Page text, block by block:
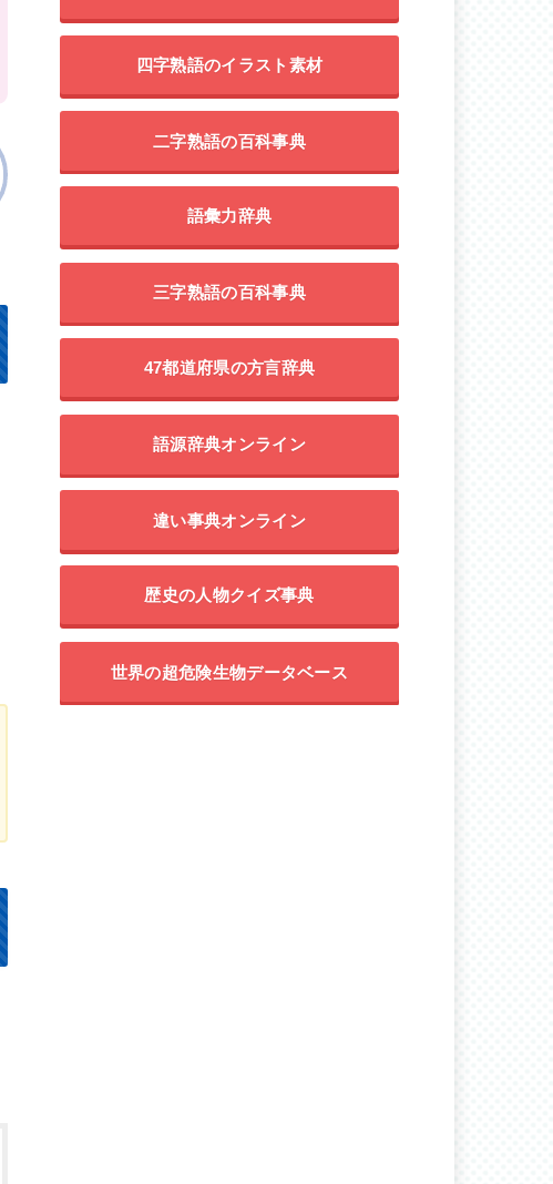
四字熟語のイラスト素材
二字熟語の百科事典
語彙力辞典
三字熟語の百科事典
47都道府県の方言辞典
語源辞典オンライン
違い事典オンライン
歴史の人物クイズ事典
世界の超危険生物データベース